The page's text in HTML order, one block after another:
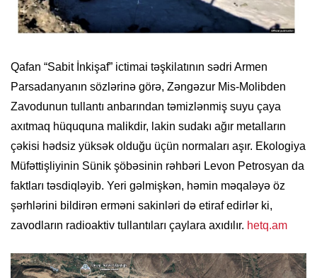
Qafan “Sabit İnkişaf” ictimai təşkilatının sədri Armen
Parsadanyanın sözlərinə görə, Zəngəzur Mis-Molibden
Zavodunun tullantı anbarından təmizlənmiş suyu çaya
axıtmaq hüququna malikdir, lakin sudakı ağır metalların
çəkisi hədsiz yüksək olduğu üçün normaları aşır. Ekologiya
Müfəttişliyinin Sünik şöbəsinin rəhbəri Levon Petrosyan da
faktları təsdiqləyib. Yeri gəlmişkən, həmin məqaləyə öz
şərhlərini bildirən erməni sakinləri də etiraf edirlər ki,
zavodların radioaktiv tullantıları çaylara axıdılır. hetq.am